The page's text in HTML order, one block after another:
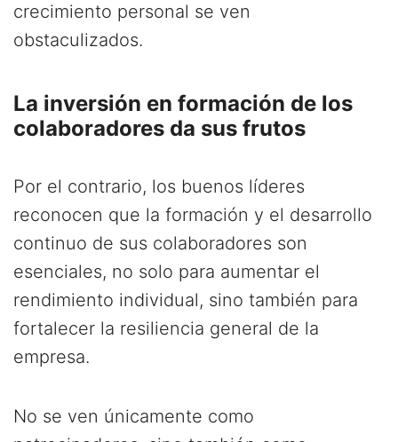
crecimiento personal se ven
obstaculizados.
La inversión en formación de los
colaboradores da sus frutos
Por el contrario, los buenos líderes
reconocen que la formación y el desarrollo
continuo de sus colaboradores son
esenciales, no solo para aumentar el
rendimiento individual, sino también para
fortalecer la resiliencia general de la
empresa.
No se ven únicamente como